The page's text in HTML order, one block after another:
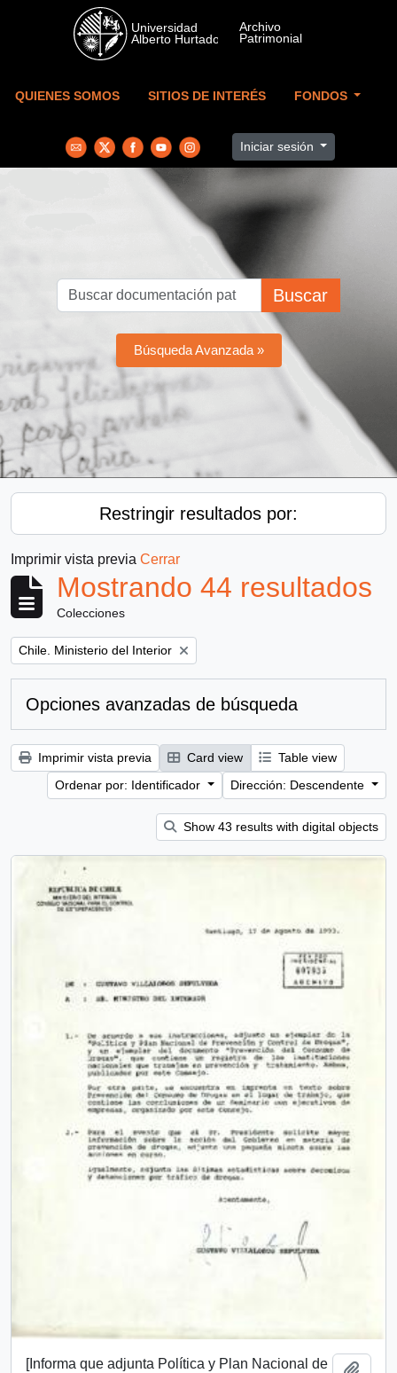
Skip to main content
QUIENES SOMOS SITIOS DE INTERÉS FONDOS
Iniciar sesión
Buscar
Búsqueda Avanzada »
Restringir resultados por:
Imprimir vista previa Cerrar
Mostrando 44 resultados
Colecciones
Remove filter:
Chile. Ministerio del Interior
Opciones avanzadas de búsqueda
Imprimir vista previa Card view
Table view
Ordenar por: Identificador
Dirección: Descendente
Show 43 results with digital objects
[Informa que adjunta Política y Plan Nacional de